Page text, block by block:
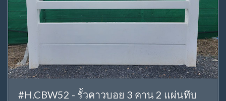
#H.CBW52 - รั้วคาวบอย 3 คาน 2 แผ่นทึบ